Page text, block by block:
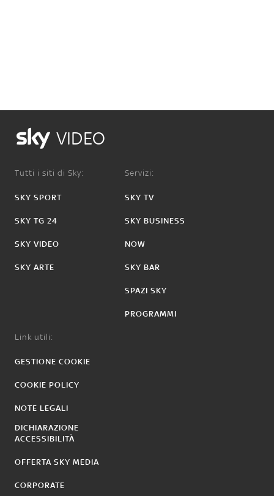
VIDEO
Tutti i siti di Sky:
SKY SPORT
SKY TG 24
SKY VIDEO
SKY ARTE
Servizi:
SKY TV
SKY BUSINESS
NOW
SKY BAR
SPAZI SKY
PROGRAMMI
Link utili:
GESTIONE COOKIE
COOKIE POLICY
NOTE LEGALI
DICHIARAZIONE
ACCESSIBILITÀ
OFFERTA SKY MEDIA
CORPORATE